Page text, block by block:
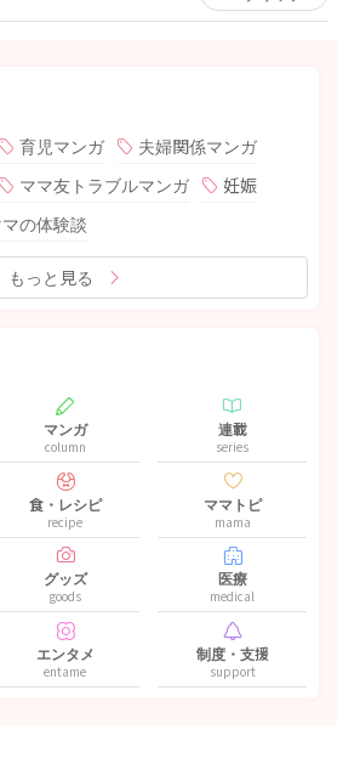
育児マンガ
夫婦関係マンガ
ママ友トラブルマンガ
妊娠
の体験談
もっと見る
マンガ
column
連載
series
食・レシピ
recipe
ママトピ
mama
グッズ
goods
医療
medical
エンタメ
entame
制度・支援
support